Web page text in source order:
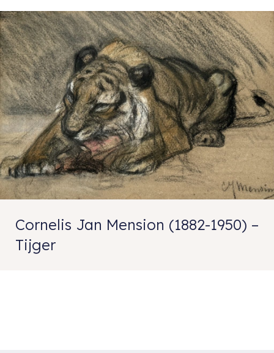
Cornelis Jan Mension (1882-1950) –
Tijger